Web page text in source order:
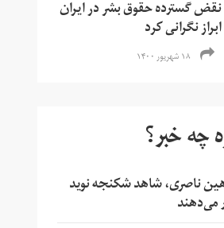
نقض گسترده حقوق بشر در ایران
ابراز نگرانی کرد
۱۸ شهریور ۱۴۰۰
چه خبر؟
ناصری، شاهد شکنجه نوید
می‌دهند